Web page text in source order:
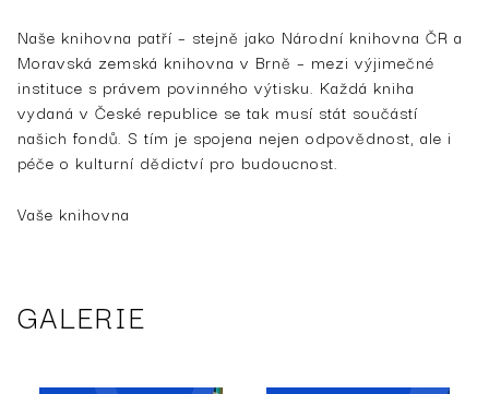
Naše knihovna patří – stejně jako Národní knihovna ČR a
Moravská zemská knihovna v Brně – mezi výjimečné
instituce s právem povinného výtisku. Každá kniha
vydaná v České republice se tak musí stát součástí
našich fondů. S tím je spojena nejen odpovědnost, ale i
péče o kulturní dědictví pro budoucnost.
Vaše knihovna
GALERIE